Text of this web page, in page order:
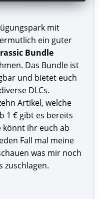
mit
ein guter
Bundle
Das Bundle ist
und bietet euch
DLCs.
Artikel, welche
1 € gibt es bereits
könnt ihr euch ab
Fall mal meine
was mir noch
zuschlagen.